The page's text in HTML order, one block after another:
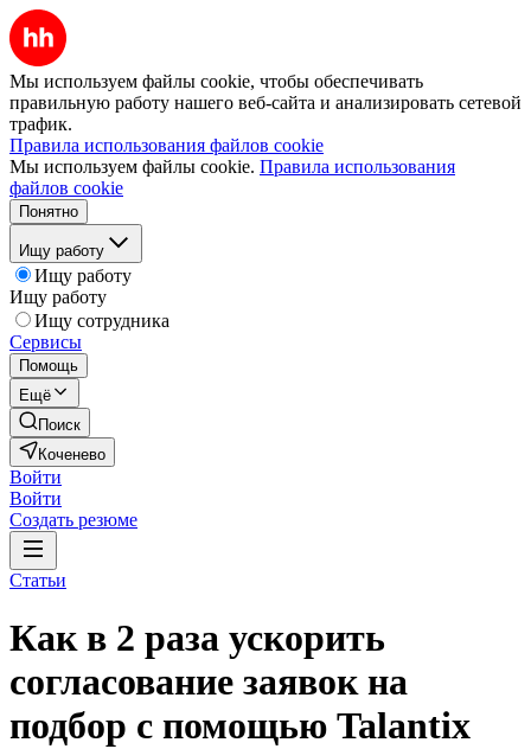
Мы используем файлы cookie, чтобы обеспечивать
правильную работу нашего веб-сайта и анализировать сетевой
трафик.
Правила использования файлов cookie
Мы используем файлы cookie. Правила использования
файлов cookie
Понятно
Ищу работу
Ищу работу
Ищу работу
Ищу сотрудника
Сервисы
Помощь
Ещё
Поиск
Коченево
Войти
Войти
Создать резюме
Статьи
Как в 2 раза ускорить
согласование заявок на
подбор с помощью Talantix